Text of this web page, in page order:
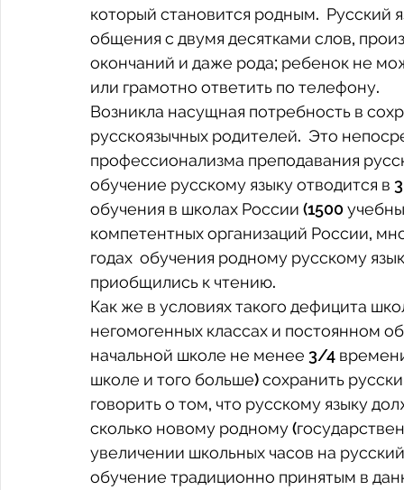
который становится родным.  Русский
общения с двумя десятками слов,
окончаний и даже рода; ребенок не
или грамотно ответить по телефону.
Возникла насущная потребность в
русскоязычных родителей.  Это
профессионализма преподавания
обучение русскому языку отводится в
обучения в школах России (1500
компетентных организаций России,
годах  обучения родному русскому
приобщились к чтению.
Как же в условиях такого дефицита
негомогенных классах и постоянном
начальной школе не менее 3/4
школе и того больше) сохранить
говорить о том, что русскому языку
сколько новому родному
увеличении школьных часов на
обучение традиционно принятым в